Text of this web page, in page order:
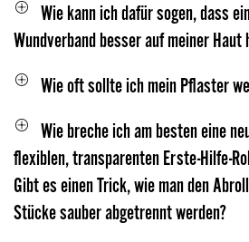
Wie kann ich dafür sogen, dass
Wundverband besser auf meiner
Wie oft sollte ich mein Pflaster
Wie breche ich am besten eine
flexiblen, transparenten Erste-Hilfe-
Gibt es einen Trick, wie man den
Stücke sauber abgetrennt werden?